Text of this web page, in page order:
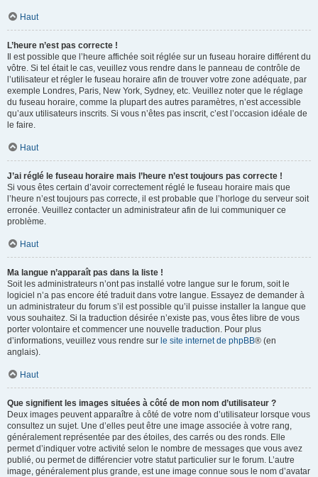
Haut
L’heure n’est pas correcte !
Il est possible que l’heure affichée soit réglée sur un fuseau horaire différent du
vôtre. Si tel était le cas, veuillez vous rendre dans le panneau de contrôle de
l’utilisateur et régler le fuseau horaire afin de trouver votre zone adéquate, par
exemple Londres, Paris, New York, Sydney, etc. Veuillez noter que le réglage
du fuseau horaire, comme la plupart des autres paramètres, n’est accessible
qu’aux utilisateurs inscrits. Si vous n’êtes pas inscrit, c’est l’occasion idéale de
le faire.
Haut
J’ai réglé le fuseau horaire mais l’heure n’est toujours pas correcte !
Si vous êtes certain d’avoir correctement réglé le fuseau horaire mais que
l’heure n’est toujours pas correcte, il est probable que l’horloge du serveur soit
erronée. Veuillez contacter un administrateur afin de lui communiquer ce
problème.
Haut
Ma langue n’apparaît pas dans la liste !
Soit les administrateurs n’ont pas installé votre langue sur le forum, soit le
logiciel n’a pas encore été traduit dans votre langue. Essayez de demander à
un administrateur du forum s’il est possible qu’il puisse installer la langue que
vous souhaitez. Si la traduction désirée n’existe pas, vous êtes libre de vous
porter volontaire et commencer une nouvelle traduction. Pour plus
d’informations, veuillez vous rendre sur le site internet de phpBB® (en
anglais).
Haut
Que signifient les images situées à côté de mon nom d’utilisateur ?
Deux images peuvent apparaître à côté de votre nom d’utilisateur lorsque vous
consultez un sujet. Une d’elles peut être une image associée à votre rang,
généralement représentée par des étoiles, des carrés ou des ronds. Elle
permet d’indiquer votre activité selon le nombre de messages que vous avez
publié, ou permet de différencier votre statut particulier sur le forum. L’autre
image, généralement plus grande, est une image connue sous le nom d’avatar